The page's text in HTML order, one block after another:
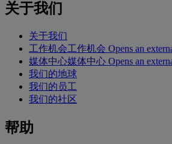
关于我们
关于我们
工作机会工作机会 Opens an
媒体中心媒体中心 Opens an
我们的地球
我们的员工
我们的社区
帮助